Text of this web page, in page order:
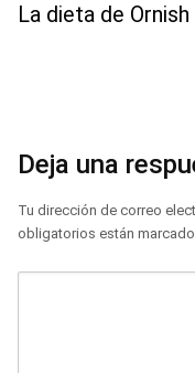
La dieta de Ornish
Deja una
Tu dirección de correo
obligatorios están